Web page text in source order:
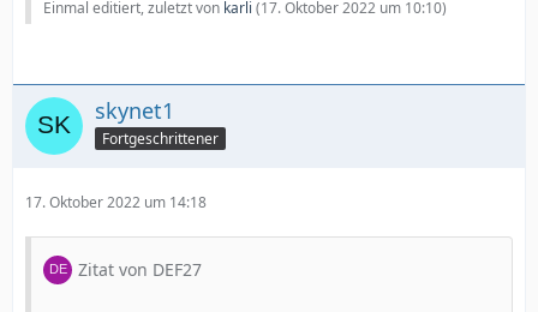
Einmal editiert, zuletzt von karli (17. Oktober 2022 um 10:10)
skynet1
Fortgeschrittener
17. Oktober 2022 um 14:18
Zitat von DEF27